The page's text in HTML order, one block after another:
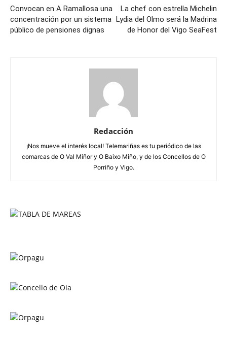
Convocan en A Ramallosa una
concentración por un sistema
público de pensiones dignas
La chef con estrella Michelin
Lydia del Olmo será la Madrina
de Honor del Vigo SeaFest
Redacción
¡Nos mueve el interés local! Telemariñas es tu periódico de las
comarcas de O Val Miñor y O Baixo Miño, y de los Concellos de O
Porriño y Vigo.